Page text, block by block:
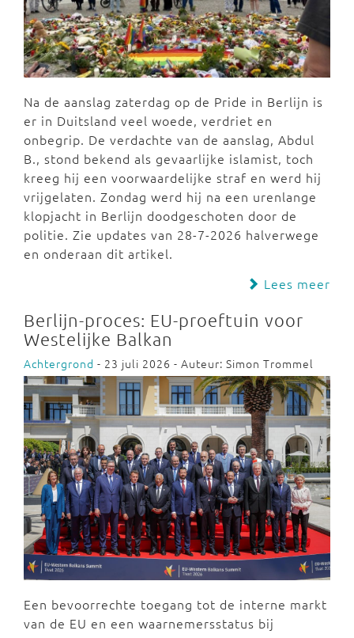
Na de aanslag zaterdag op de Pride in Berlijn is
er in Duitsland veel woede, verdriet en
onbegrip. De verdachte van de aanslag, Abdul
B., stond bekend als gevaarlijke islamist, toch
kreeg hij een voorwaardelijke straf en werd hij
vrijgelaten. Zondag werd hij na een urenlange
klopjacht in Berlijn doodgeschoten door de
politie. Zie updates van 28-7-2026 halverwege
en onderaan dit artikel.
Lees meer
Berlijn-proces: EU-proeftuin voor
Westelijke Balkan
Achtergrond - 23 juli 2026 - Auteur: Simon Trommel
Een bevoorrechte toegang tot de interne markt
van de EU en een waarnemersstatus bij